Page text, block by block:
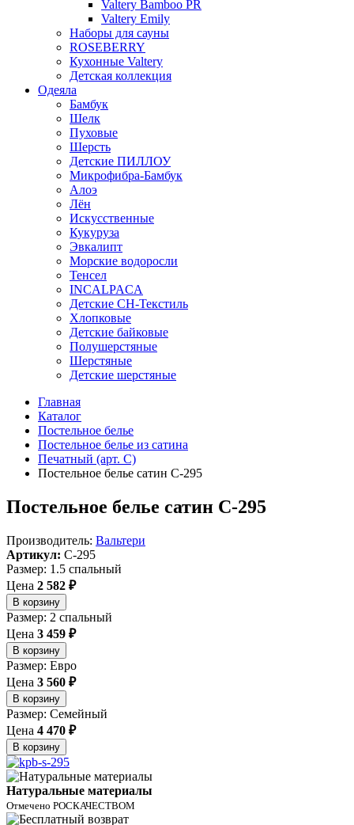
Valtery Bamboo PR
Valtery Emily
Наборы для сауны
ROSEBERRY
Кухонные Valtery
Детская коллекция
Одеяла
Бамбук
Шелк
Пуховые
Шерсть
Детские ПИЛЛОУ
Микрофибра-Бамбук
Алоэ
Лён
Искусственные
Кукуруза
Эвкалипт
Морские водоросли
Тенсел
INCALPACA
Детские СН-Текстиль
Хлопковые
Детские байковые
Полушерстяные
Шерстяные
Детские шерстяные
Главная
Каталог
Постельное белье
Постельное белье из сатина
Печатный (арт. С)
Постельное белье сатин С-295
Постельное белье сатин С-295
Производитель: Вальтери
Артикул: C-295
Размер: 1.5 спальный
Цена 2 582 ₽
В корзину
Размер: 2 спальный
Цена 3 459 ₽
В корзину
Размер: Евро
Цена 3 560 ₽
В корзину
Размер: Семейный
Цена 4 470 ₽
В корзину
Натуральные материалы
Отмечено РОСКАЧЕСТВОМ